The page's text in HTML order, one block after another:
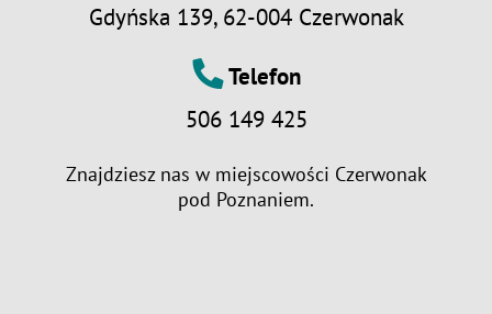
Gdyńska 139, 62-004 Czerwonak
Telefon
506 149 425
Znajdziesz nas w miejscowości Czerwonak
pod Poznaniem.